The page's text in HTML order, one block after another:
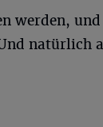
werden,
natürlich